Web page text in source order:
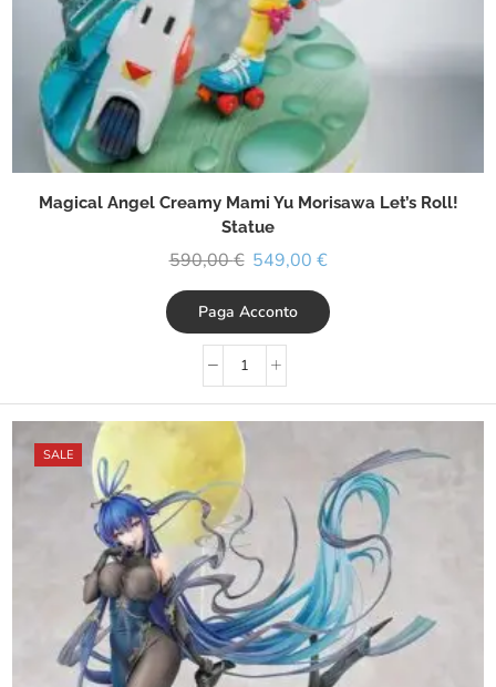
Magical Angel Creamy Mami Yu Morisawa Let’s Roll!
Statue
590,00€ 549,00 €
Paga Acconto
SALE